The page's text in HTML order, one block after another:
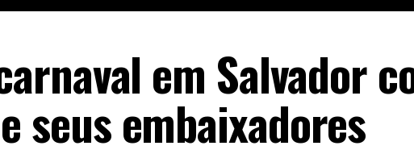
em Salvador
seus embaixadores